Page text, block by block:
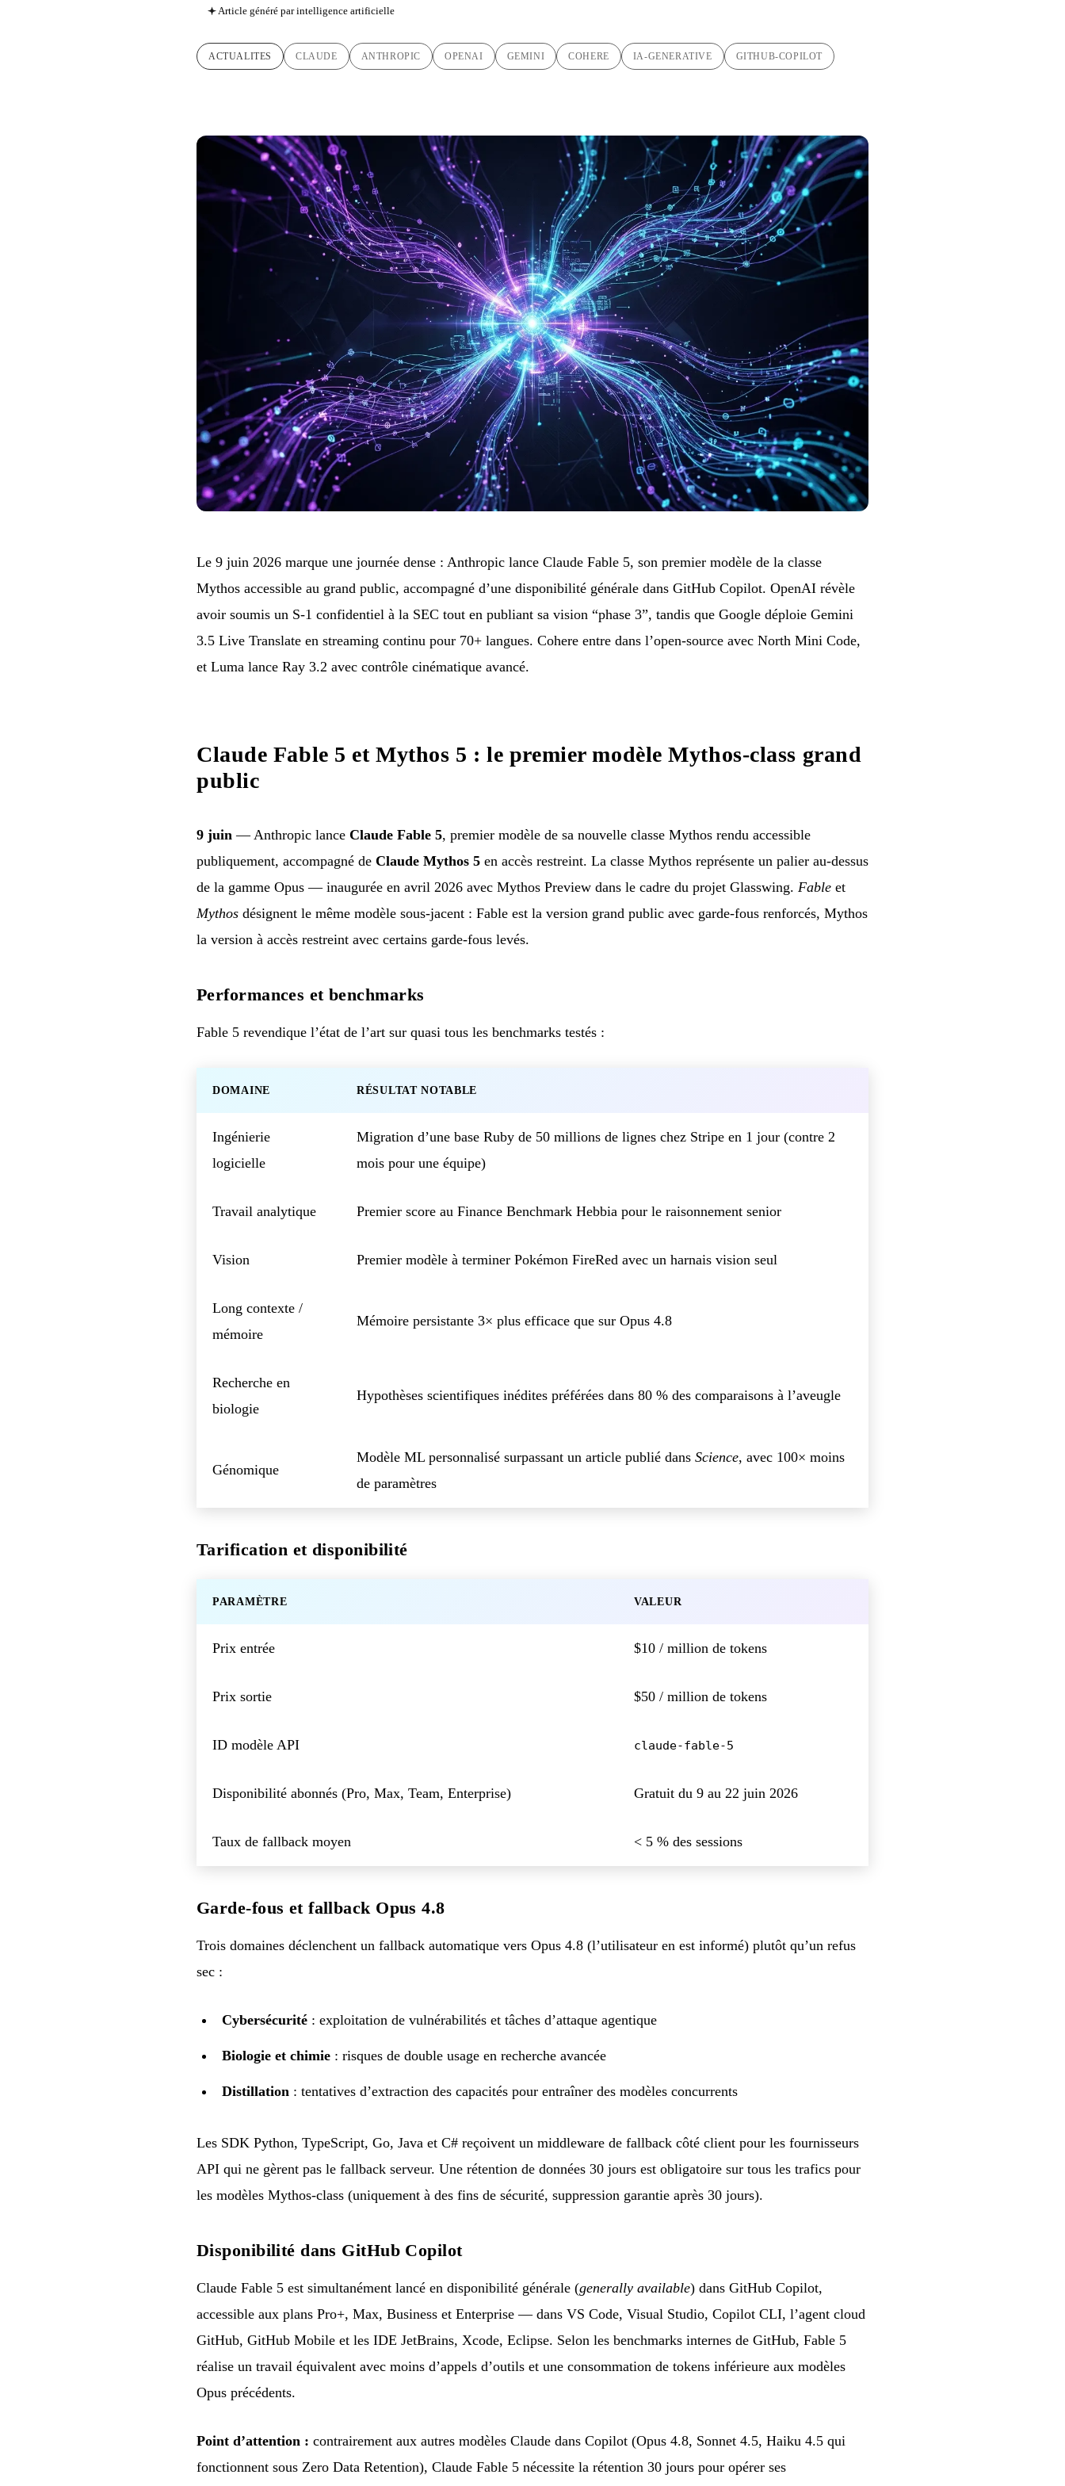
Article généré par intelligence artificielle
ACTUALITES CLAUDE ANTHROPIC OPENAI GEMINI COHERE IA-GENERATIVE GITHUB-COPILOT
Le 9 juin 2026 marque une journée dense : Anthropic lance Claude Fable 5, son premier modèle de la classe
Mythos accessible au grand public, accompagné d’une disponibilité générale dans GitHub Copilot. OpenAI révèle
avoir soumis un S-1 confidentiel à la SEC tout en publiant sa vision “phase 3”, tandis que Google déploie Gemini
3.5 Live Translate en streaming continu pour 70+ langues. Cohere entre dans l’open-source avec North Mini Code,
et Luma lance Ray 3.2 avec contrôle cinématique avancé.
Claude Fable 5 et Mythos 5 : le premier modèle Mythos-class grand
public
9 juin — Anthropic lance Claude Fable 5, premier modèle de sa nouvelle classe Mythos rendu accessible
publiquement, accompagné de Claude Mythos 5 en accès restreint. La classe Mythos représente un palier au-dessus
de la gamme Opus — inaugurée en avril 2026 avec Mythos Preview dans le cadre du projet Glasswing. Fable et
Mythos désignent le même modèle sous-jacent : Fable est la version grand public avec garde-fous renforcés, Mythos
la version à accès restreint avec certains garde-fous levés.
Performances et benchmarks
Fable 5 revendique l’état de l’art sur quasi tous les benchmarks testés :
DOMAINE RÉSULTAT NOTABLE
Ingénierie
logicielle
Migration d’une base Ruby de 50 millions de lignes chez Stripe en 1 jour (contre 2
mois pour une équipe)
Travail analytique Premier score au Finance Benchmark Hebbia pour le raisonnement senior
Vision Premier modèle à terminer Pokémon FireRed avec un harnais vision seul
Long contexte /
mémoire
Mémoire persistante 3× plus efficace que sur Opus 4.8
Recherche en
biologie
Hypothèses scientifiques inédites préférées dans 80 % des comparaisons à l’aveugle
Génomique
Modèle ML personnalisé surpassant un article publié dans Science, avec 100× moins
de paramètres
Tarification et disponibilité
PARAMÈTRE VALEUR
Prix entrée $10 / million de tokens
Prix sortie $50 / million de tokens
ID modèle API claude-fable-5
Disponibilité abonnés (Pro, Max, Team, Enterprise) Gratuit du 9 au 22 juin 2026
Taux de fallback moyen < 5 % des sessions
Garde-fous et fallback Opus 4.8
Trois domaines déclenchent un fallback automatique vers Opus 4.8 (l’utilisateur en est informé) plutôt qu’un refus
sec :
Cybersécurité : exploitation de vulnérabilités et tâches d’attaque agentique
Biologie et chimie : risques de double usage en recherche avancée
Distillation : tentatives d’extraction des capacités pour entraîner des modèles concurrents
Les SDK Python, TypeScript, Go, Java et C# reçoivent un middleware de fallback côté client pour les fournisseurs
API qui ne gèrent pas le fallback serveur. Une rétention de données 30 jours est obligatoire sur tous les trafics pour
les modèles Mythos-class (uniquement à des fins de sécurité, suppression garantie après 30 jours).
Disponibilité dans GitHub Copilot
Claude Fable 5 est simultanément lancé en disponibilité générale (generally available) dans GitHub Copilot,
accessible aux plans Pro+, Max, Business et Enterprise — dans VS Code, Visual Studio, Copilot CLI, l’agent cloud
GitHub, GitHub Mobile et les IDE JetBrains, Xcode, Eclipse. Selon les benchmarks internes de GitHub, Fable 5
réalise un travail équivalent avec moins d’appels d’outils et une consommation de tokens inférieure aux modèles
Opus précédents.
Point d’attention : contrairement aux autres modèles Claude dans Copilot (Opus 4.8, Sonnet 4.5, Haiku 4.5 qui
fonctionnent sous Zero Data Retention), Claude Fable 5 nécessite la rétention 30 jours pour opérer ses